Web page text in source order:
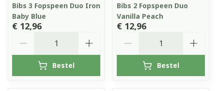
Bibs 3 Fopspeen Duo Iron
Baby Blue
€ 12,96
Bestel
Bibs 2 Fopspeen Duo
Vanilla Peach
€ 12,96
Bestel